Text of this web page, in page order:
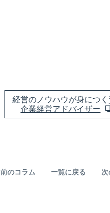
経営のノウハウが身につく
企業経営アドバイザー
前のコラム 一覧に戻る